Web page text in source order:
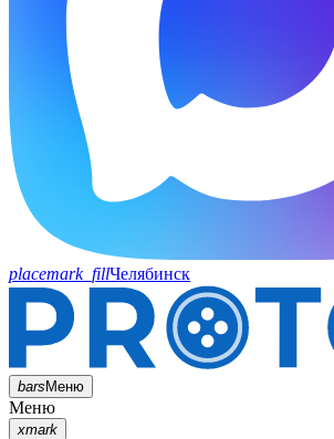
placemark_fillЧелябинск
barsМеню
Меню
xmark